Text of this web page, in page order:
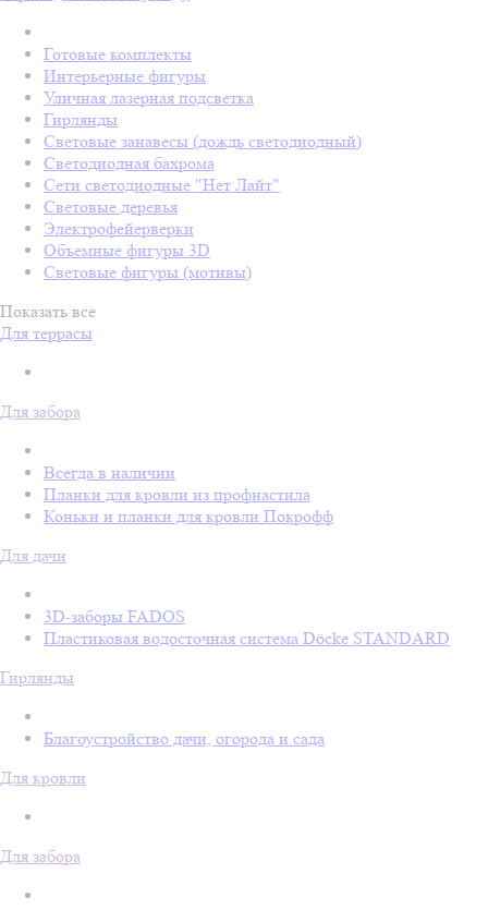
Готовые комплекты
Интерьерные фигуры
Уличная лазерная подсветка
Гирлянды
Световые занавесы (дождь светодиодный)
Светодиодная бахрома
Сети светодиодные "Нет Лайт"
Световые деревья
Электрофейерверки
Объемные фигуры 3D
Световые фигуры (мотивы)
Показать все
Для террасы
Для забора
Всегда в наличии
Планки для кровли из профнастила
Коньки и планки для кровли Покрофф
Для дачи
3D-заборы FADOS
Пластиковая водосточная система Döcke STANDARD
Гирлянды
Благоустройство дачи, огорода и сада
Для кровли
Для забора